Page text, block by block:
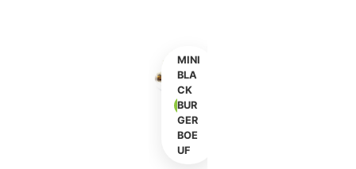
S
t
MINI
BLA
CK
BUR
GER
BOE
UF